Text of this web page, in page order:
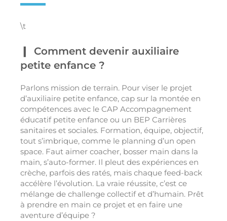
\t
Comment devenir auxiliaire
petite enfance ?
Parlons mission de terrain. Pour viser le projet
d’auxiliaire petite enfance, cap sur la montée en
compétences avec le CAP Accompagnement
éducatif petite enfance ou un BEP Carrières
sanitaires et sociales. Formation, équipe, objectif,
tout s’imbrique, comme le planning d’un open
space. Faut aimer coacher, bosser main dans la
main, s’auto-former. Il pleut des expériences en
crèche, parfois des ratés, mais chaque feed-back
accélère l’évolution. La vraie réussite, c’est ce
mélange de challenge collectif et d’humain. Prêt
à prendre en main ce projet et en faire une
aventure d’équipe ?